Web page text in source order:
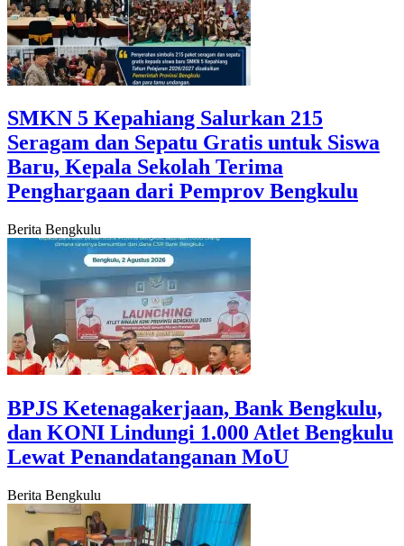
SMKN 5 Kepahiang Salurkan 215
Seragam dan Sepatu Gratis untuk Siswa
Baru, Kepala Sekolah Terima
Penghargaan dari Pemprov Bengkulu
Berita Bengkulu
‎BPJS Ketenagakerjaan, Bank Bengkulu,
dan KONI Lindungi 1.000 Atlet Bengkulu
Lewat Penandatanganan MoU
Berita Bengkulu